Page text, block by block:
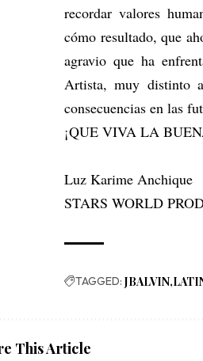
recordar valores
cómo resultado, que
agravio que ha
Artista, muy distinto
consecuencias en las
¡QUE VIVA LA
Luz Karime Anchique
STARS WORLD
TAGGED: JBALVIN
This Article